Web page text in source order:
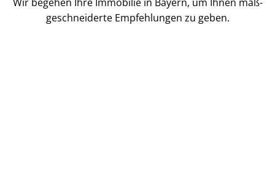
ge­schnei­der­te Empfehlungen zu geben.